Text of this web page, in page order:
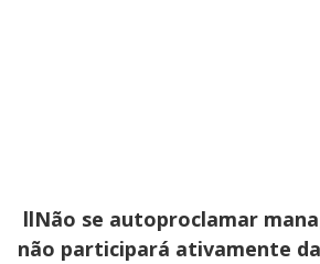
llNão se autoproclamar
não participará ativamente